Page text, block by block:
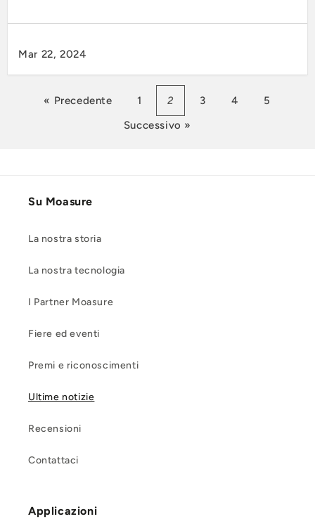
Mar 22, 2024
« Precedente 1 2 3 4
5
Successivo »
Su Moasure
La nostra storia
La nostra tecnologia
I Partner Moasure
Fiere ed eventi
Premi e riconoscimenti
Ultime notizie
Recensioni
Contattaci
Applicazioni